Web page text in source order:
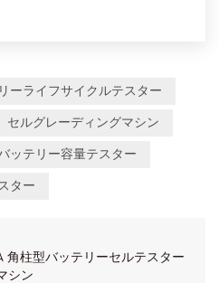
ーライフサイクルテスター
セルグレーディングマシン
ッテリー容量テスター
ター
角柱型バッテリーセルテスター
シン